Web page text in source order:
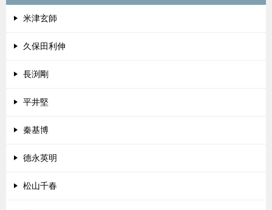
米津玄師
久保田利伸
長渕剛
平井堅
秦基博
德永英明
松山千春